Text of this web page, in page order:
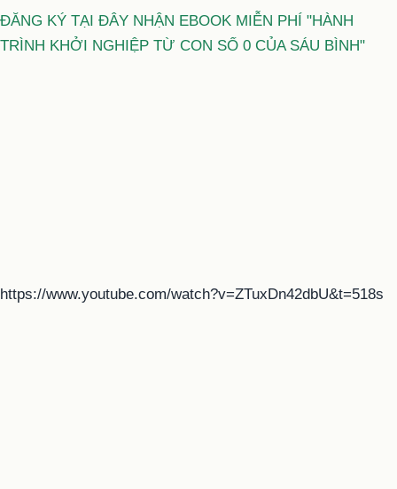
ĐĂNG KÝ TẠI ĐÂY NHẬN EBOOK MIỄN PHÍ "HÀNH
TRÌNH KHỞI NGHIỆP TỪ CON SỐ 0 CỦA SÁU BÌNH"
https://www.youtube.com/watch?v=ZTuxDn42dbU&t=518s